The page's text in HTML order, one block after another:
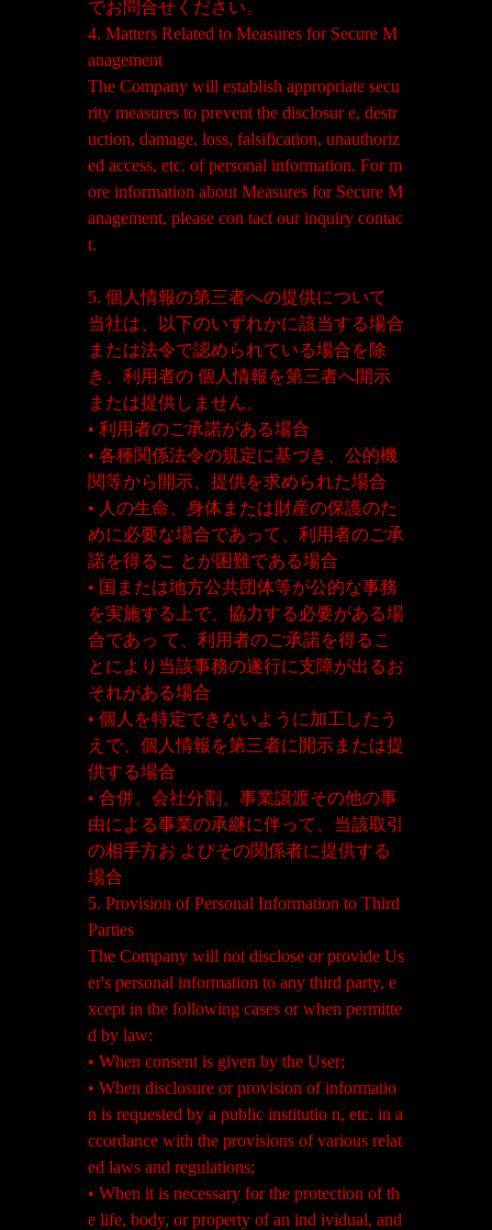
でお問合せください。
4. Matters Related to Measures for Secure M
anagement
The Company will establish appropriate secu
rity measures to prevent the disclosur e, destr
uction, damage, loss, falsification, unauthoriz
ed access, etc. of personal information. For m
ore information about Measures for Secure M
anagement, please con tact our inquiry contac
t.
5. 個人情報の第三者への提供について
当社は、以下のいずれかに該当する場合
または法令で認められている場合を除
き、利用者の 個人情報を第三者へ開示
または提供しません。
• 利用者のご承諾がある場合
• 各種関係法令の規定に基づき、公的機
関等から開示、提供を求められた場合
• 人の生命、身体または財産の保護のた
めに必要な場合であって、利用者のご承
諾を得るこ とが困難である場合
• 国または地方公共団体等が公的な事務
を実施する上で、協力する必要がある場
合であっ て、利用者のご承諾を得るこ
とにより当該事務の遂行に支障が出るお
それがある場合
• 個人を特定できないように加工したう
えで、個人情報を第三者に開示または提
供する場合
• 合併、会社分割、事業譲渡その他の事
由による事業の承継に伴って、当該取引
の相手方お よびその関係者に提供する
場合
5. Provision of Personal Information to Third
Parties
The Company will not disclose or provide Us
er's personal information to any third party, e
xcept in the following cases or when permitte
d by law:
• When consent is given by the User;
• When disclosure or provision of informatio
n is requested by a public institutio n, etc. in a
ccordance with the provisions of various relat
ed laws and regulations;
• When it is necessary for the protection of th
e life, body, or property of an ind ividual, and